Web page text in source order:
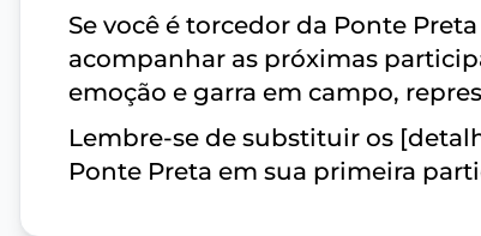
Se você é torcedor da Ponte
acompanhar as próximas
emoção e garra em campo,
Lembre-se de substituir os
Ponte Preta em sua primeira